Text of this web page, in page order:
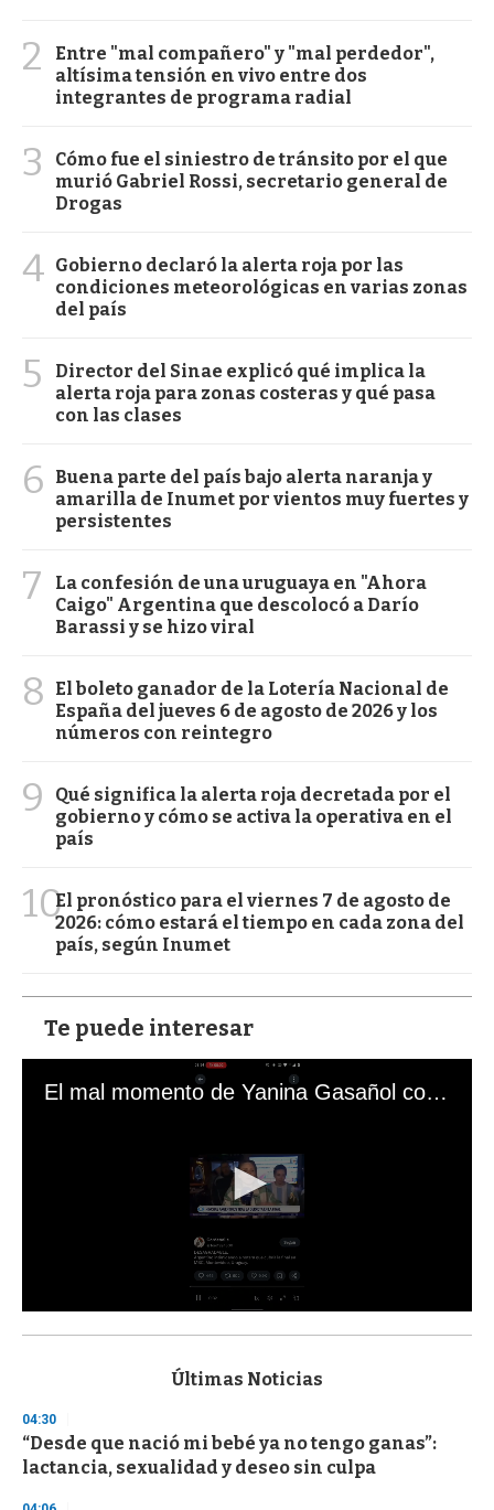
2
Entre "mal compañero" y "mal perdedor",
altísima tensión en vivo entre dos
integrantes de programa radial
3
Cómo fue el siniestro de tránsito por el que
murió Gabriel Rossi, secretario general de
Drogas
4 Gobierno declaró la alerta roja por las
condiciones meteorológicas en varias zonas
del país
5
Director del Sinae explicó qué implica la
alerta roja para zonas costeras y qué pasa
con las clases
6
Buena parte del país bajo alerta naranja y
amarilla de Inumet por vientos muy fuertes y
persistentes
7
La confesión de una uruguaya en "Ahora
Caigo" Argentina que descolocó a Darío
Barassi y se hizo viral
8
El boleto ganador de la Lotería Nacional de
España del jueves 6 de agosto de 2026 y los
números con reintegro
9
Qué significa la alerta roja decretada por el
gobierno y cómo se activa la operativa en el
país
10El pronóstico para el viernes 7 de agosto de
2026: cómo estará el tiempo en cada zona del
país, según Inumet
Te puede interesar
El mal momento de Yanina Gasañol con un hincha argentino en "Subrayado"
s
d
s
o
f
Últimas Noticias
04:30
“Desde que nació mi bebé ya no tengo ganas”:
lactancia, sexualidad y deseo sin culpa